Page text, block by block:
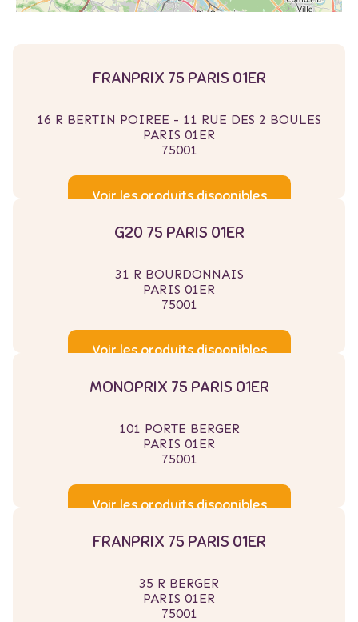
FRANPRIX 75 PARIS 01ER
16 R BERTIN POIREE - 11 RUE DES 2 BOULES
PARIS 01ER
75001
Voir les produits disponibles
G20 75 PARIS 01ER
31 R BOURDONNAIS
PARIS 01ER
75001
Voir les produits disponibles
MONOPRIX 75 PARIS 01ER
101 PORTE BERGER
PARIS 01ER
75001
Voir les produits disponibles
FRANPRIX 75 PARIS 01ER
35 R BERGER
PARIS 01ER
75001